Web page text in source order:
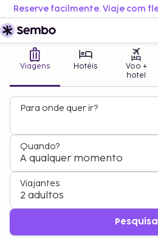
Viagens Hotéis
Voo +
hotel
Para onde quer ir?
Quando?
A qualquer momento
Viajantes
2 adultos
Pesquisa